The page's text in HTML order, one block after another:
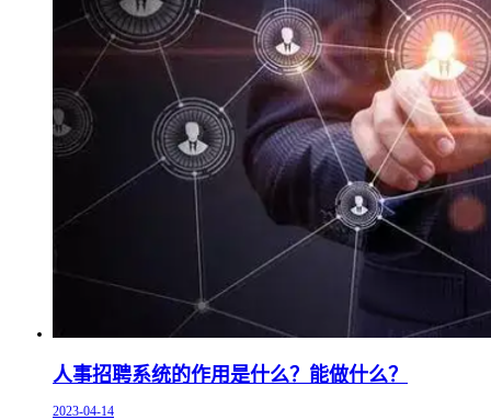
人事招聘系统的作用是什么？能做什么？
2023-04-14